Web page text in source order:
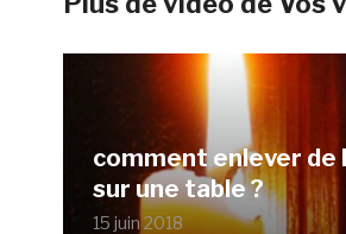
comment enlever de
sur une table ?
15 juin 2018